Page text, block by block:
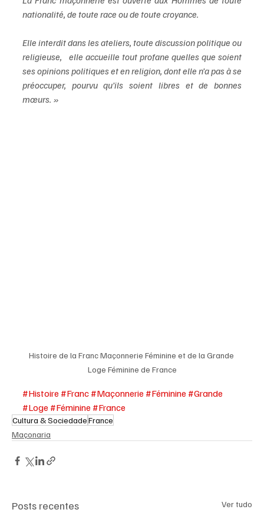
nationalité, de toute race ou de toute croyance.
Elle interdit dans les ateliers, toute discussion politique ou
religieuse,   elle accueille tout profane quelles que soient
ses opinions politiques et en religion, dont elle n’a pas à se
préoccuper, pourvu qu’ils soient libres et de bonnes
mœurs. »
Histoire de la Franc Maçonnerie Féminine et de la Grande
Loge Féminine de France
#Histoire #Franc #Maçonnerie #Féminine #Grande
#Loge #Féminine #France
Cultura & SociedadeFrance
Maçonaria
Posts recentes Ver tudo